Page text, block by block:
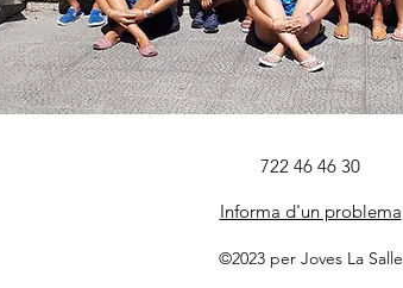
722 46 46 30
Informa d'un problema
©2023 per Joves La Salle